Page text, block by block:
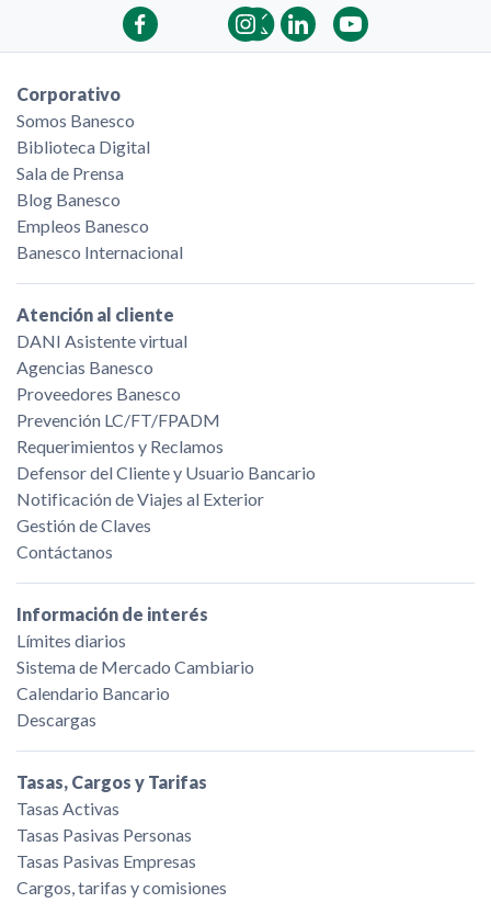
Corporativo
Somos Banesco
Biblioteca Digital
Sala de Prensa
Blog Banesco
Empleos Banesco
Banesco Internacional
Atención al cliente
DANI Asistente virtual
Agencias Banesco
Proveedores Banesco
Prevención LC/FT/FPADM
Requerimientos y Reclamos
Defensor del Cliente y Usuario Bancario
Notificación de Viajes al Exterior
Gestión de Claves
Contáctanos
Información de interés
Límites diarios
Sistema de Mercado Cambiario
Calendario Bancario
Descargas
Tasas, Cargos y Tarifas
Tasas Activas
Tasas Pasivas Personas
Tasas Pasivas Empresas
Cargos, tarifas y comisiones